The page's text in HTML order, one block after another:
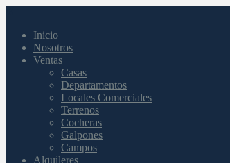
Inicio
Nosotros
Ventas
Casas
Departamentos
Locales Comerciales
Terrenos
Cocheras
Galpones
Campos
Alquileres